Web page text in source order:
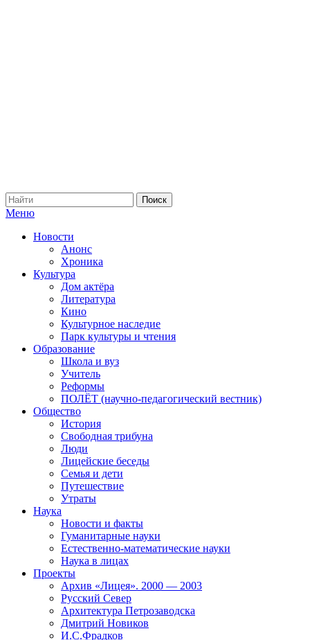
Меню
Новости
Анонс
Хроника
Культура
Дом актёра
Литература
Кино
Культурное наследие
Парк культуры и чтения
Образование
Школа и вуз
Учитель
Реформы
ПОЛЁТ (научно-педагогический вестник)
Общество
История
Свободная трибуна
Люди
Лицейские беседы
Семья и дети
Путешествие
Утраты
Наука
Новости и факты
Гуманитарные науки
Естественно-математические науки
Наука в лицах
Проекты
Архив «Лицея». 2000 — 2003
Русский Север
Архитектура Петрозаводска
Дмитрий Новиков
И.С.Фрадков